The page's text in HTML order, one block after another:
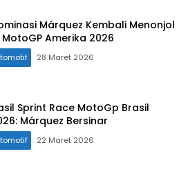
Márquez Kembali Menonjol
MotoGP Amerika 2026
28 Maret 2026
Sprint Race MotoGp Brasil
Márquez Bersinar
22 Maret 2026